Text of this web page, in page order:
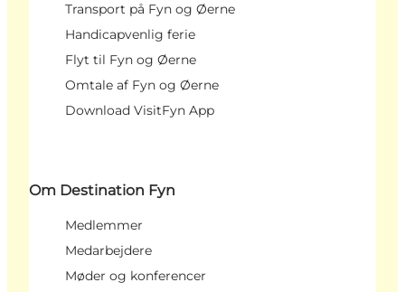
Transport på Fyn og Øerne
Handicapvenlig ferie
Flyt til Fyn og Øerne
Omtale af Fyn og Øerne
Download VisitFyn App
Om Destination Fyn
Medlemmer
Medarbejdere
Møder og konferencer